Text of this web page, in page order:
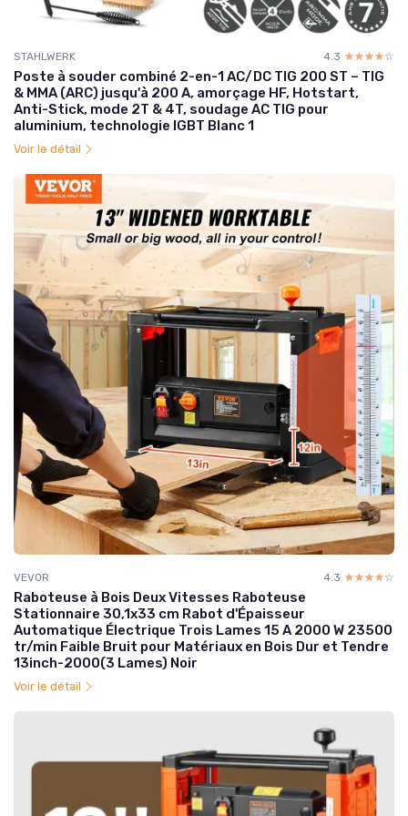
STAHLWERK 4.3 ☆☆☆☆☆
★★★★★
Poste à souder combiné 2-en-1 AC/DC TIG 200 ST – TIG
& MMA (ARC) jusqu'à 200 A, amorçage HF, Hotstart,
Anti-Stick, mode 2T & 4T, soudage AC TIG pour
aluminium, technologie IGBT Blanc 1
Voir le détail
VEVOR 4.3 ☆☆☆☆☆
★★★★★
Raboteuse à Bois Deux Vitesses Raboteuse
Stationnaire 30,1x33 cm Rabot d'Épaisseur
Automatique Électrique Trois Lames 15 A 2000 W 23500
tr/min Faible Bruit pour Matériaux en Bois Dur et Tendre
13inch-2000(3 Lames) Noir
Voir le détail